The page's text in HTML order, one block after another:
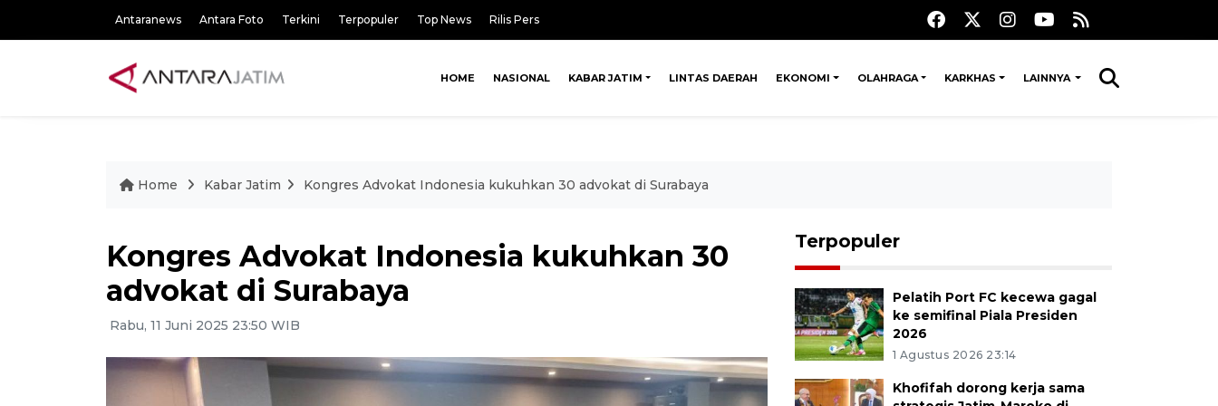
Antaranews Antara Foto Terkini Terpopuler Top News Rilis Pers
HOME NASIONAL KABAR JATIM LINTAS DAERAH EKONOMI OLAHRAGA KARKHAS LAINNYA
Home Kabar Jatim Kongres Advokat Indonesia kukuhkan 30 advokat di Surabaya
Kongres Advokat Indonesia kukuhkan 30
advokat di Surabaya
Rabu, 11 Juni 2025 23:50 WIB
Terpopuler
Pelatih Port FC kecewa gagal
ke semifinal Piala Presiden
2026
1 Agustus 2026 23:14
Khofifah dorong kerja sama